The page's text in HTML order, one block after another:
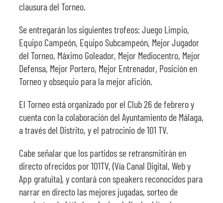
clausura del Torneo.
Se entregarán los siguientes trofeos: Juego Limpio,
Equipo Campeón, Equipo Subcampeón, Mejor Jugador
del Torneo, Máximo Goleador, Mejor Mediocentro, Mejor
Defensa, Mejor Portero, Mejor Entrenador, Posición en
Torneo y obsequio para la mejor afición.
El Torneo está organizado por el Club 26 de febrero y
cuenta con la colaboración del Ayuntamiento de Málaga,
a través del Distrito, y el patrocinio de 101 TV.
Cabe señalar que los partidos se retransmitirán en
directo ofrecidos por 101TV, (Vía Canal Digital, Web y
App gratuita), y contará con speakers reconocidos para
narrar en directo las mejores jugadas, sorteo de